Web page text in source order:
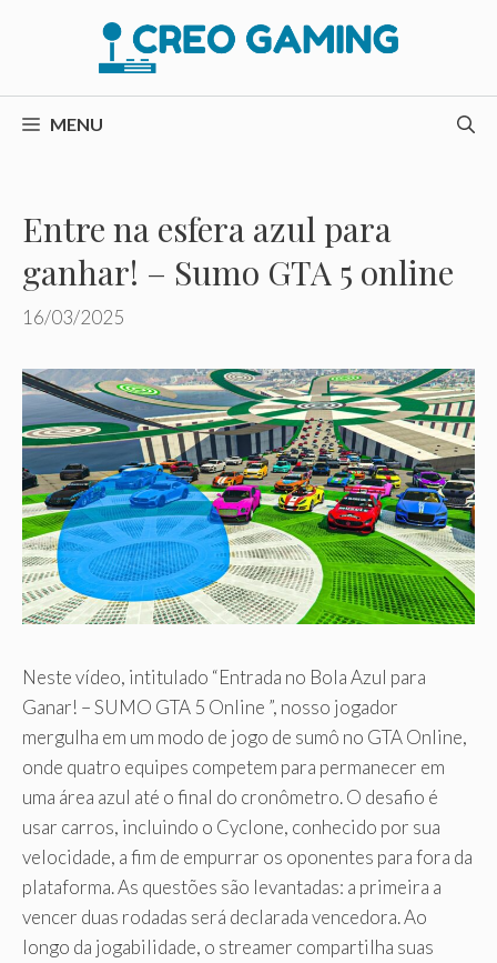
conteúdo
MENU
Entre na esfera azul para
ganhar! – Sumo GTA 5 online
16/03/2025
Neste vídeo, intitulado “Entrada no Bola Azul para
Ganar! – SUMO GTA 5 Online ”, nosso jogador
mergulha em um modo de jogo de sumô no GTA Online,
onde quatro equipes competem para permanecer em
uma área azul até o final do cronômetro. O desafio é
usar carros, incluindo o Cyclone, conhecido por sua
velocidade, a fim de empurrar os oponentes para fora da
plataforma. As questões são levantadas: a primeira a
vencer duas rodadas será declarada vencedora. Ao
longo da jogabilidade, o streamer compartilha suas